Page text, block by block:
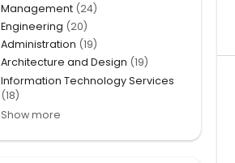
Management (24)
Engineering (20)
Administration (19)
Architecture and Design (19)
Information Technology Services
(18)
Show more